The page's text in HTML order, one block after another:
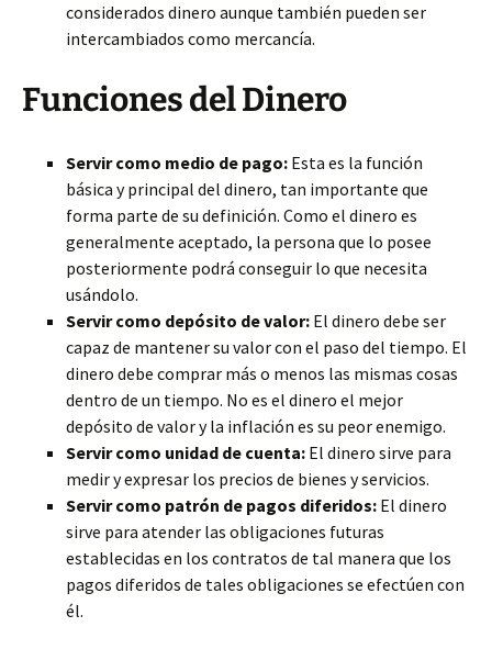
considerados dinero aunque también pueden ser
intercambiados como mercancía.
Funciones del Dinero
Servir como medio de pago: Esta es la función
básica y principal del dinero, tan importante que
forma parte de su definición. Como el dinero es
generalmente aceptado, la persona que lo posee
posteriormente podrá conseguir lo que necesita
usándolo.
Servir como depósito de valor: El dinero debe ser
capaz de mantener su valor con el paso del tiempo. El
dinero debe comprar más o menos las mismas cosas
dentro de un tiempo. No es el dinero el mejor
depósito de valor y la inflación es su peor enemigo.
Servir como unidad de cuenta: El dinero sirve para
medir y expresar los precios de bienes y servicios.
Servir como patrón de pagos diferidos: El dinero
sirve para atender las obligaciones futuras
establecidas en los contratos de tal manera que los
pagos diferidos de tales obligaciones se efectúen con
él.